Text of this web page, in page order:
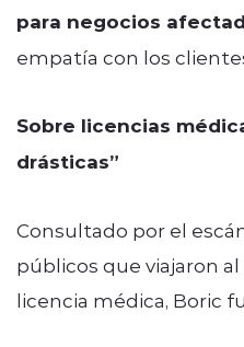
para negocios
empatía con los
Sobre licencias
drásticas”
Consultado por el
públicos que viajaron
licencia médica, Boric